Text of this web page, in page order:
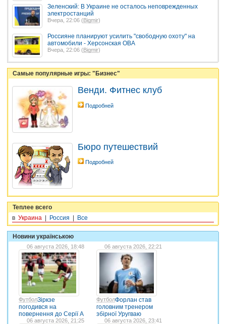
Зеленский: В Украине не осталось неповрежденных
электростанций
Вчера, 22:06 (Bigmir)
Россияне планируют усилить "свободную охоту" на
автомобили - Херсонская ОВА
Вчера, 22:06 (Bigmir)
Самые популярные игры: "Бизнес"
Венди. Фитнес клуб
Подробней
Бюро путешествий
Подробней
Теплее всего
в Украина | Россия | Все
Новини українською
06 августа 2026, 18:48
ФутболЗіркзе
погодився на
повернення до Серії А
06 августа 2026, 22:21
ФутболФорлан став
головним тренером
збірної Уругваю
06 августа 2026, 21:25 06 августа 2026, 23:41